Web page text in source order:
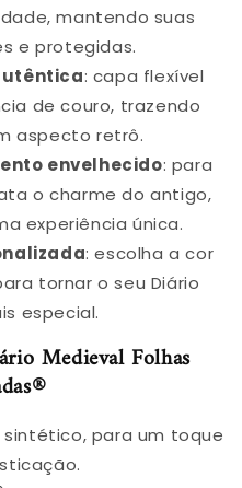
mantendo suas
e protegidas.
: capa flexível
de couro, trazendo
aspecto retrô.
envelhecido: para
o charme do antigo,
experiência única.
: escolha a cor
tornar o seu Diário
especial.
Medieval Folhas
para um toque